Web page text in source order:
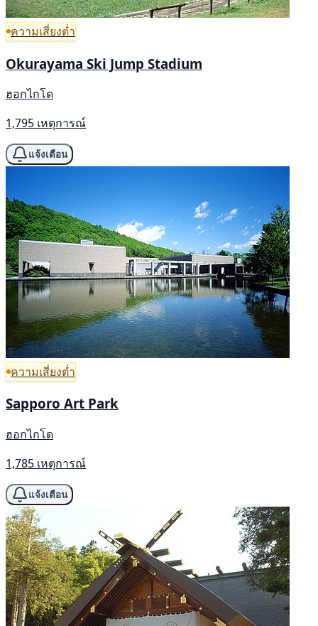
ความเสี่ยงต่ำ
Okurayama Ski Jump Stadium
ฮอกไกโด
1,795 เหตุการณ์
แจ้งเตือน
ความเสี่ยงต่ำ
Sapporo Art Park
ฮอกไกโด
1,785 เหตุการณ์
แจ้งเตือน